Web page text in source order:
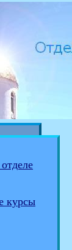
курсы